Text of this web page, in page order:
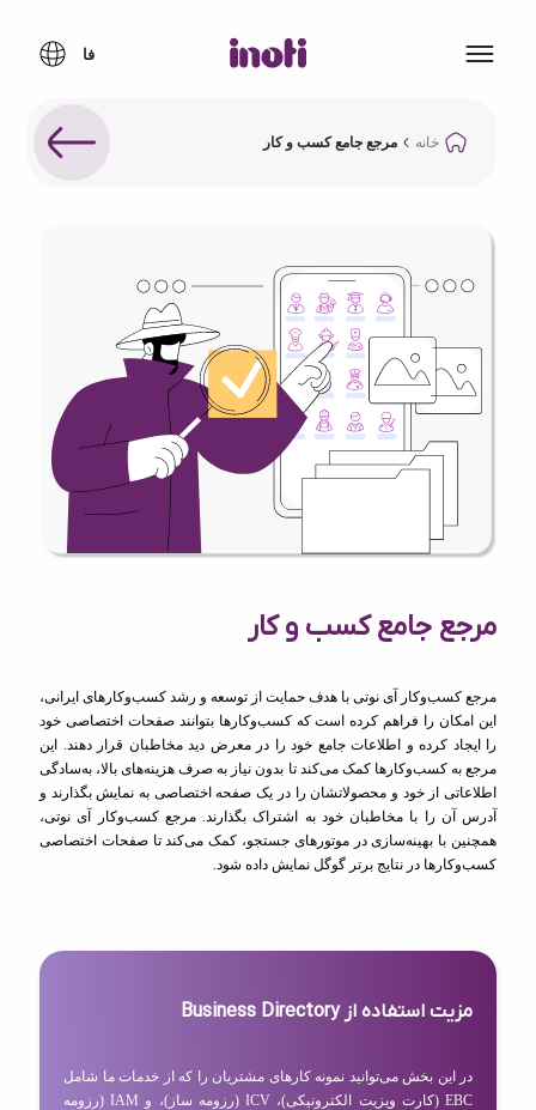
خانه مرجع جامع کسب و کار
مرجع جامع کسب و کار
مرجع کسب‌وکار آی نوتی با هدف حمایت از توسعه و رشد کسب‌وکارهای ایرانی،
این امکان را فراهم کرده است که کسب‌وکارها بتوانند صفحات اختصاصی خود
را ایجاد کرده و اطلاعات جامع خود را در معرض دید مخاطبان قرار دهند. این
مرجع به کسب‌وکارها کمک می‌کند تا بدون نیاز به صرف هزینه‌های بالا، به‌سادگی
اطلاعاتی از خود و محصولاتشان را در یک صفحه اختصاصی به نمایش بگذارند و
آدرس آن را با مخاطبان خود به اشتراک بگذارند. مرجع کسب‌وکار آی نوتی،
همچنین با بهینه‌سازی در موتورهای جستجو، کمک می‌کند تا صفحات اختصاصی
کسب‌وکارها در نتایج برتر گوگل نمایش داده شود.
مزیت استفاده از Business Directory
در این بخش می‌توانید نمونه کارهای مشتریان را که از خدمات ما شامل
EBC (کارت ویزیت الکترونیکی)، ICV (رزومه ساز)، و IAM (رزومه